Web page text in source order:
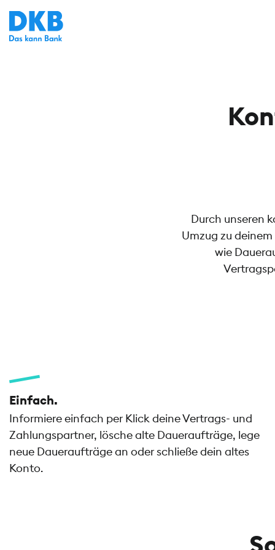
Durch unseren
Umzug zu
wie
Einfach.
Informiere einfach per Klick deine Vertrags- und
Zahlungspartner, lösche alte Daueraufträge, lege
neue Daueraufträge an oder schließe dein altes
Konto.